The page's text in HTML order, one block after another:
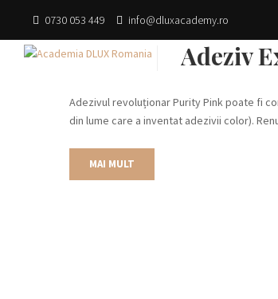
0730 053 449 info@dluxacademy.ro
Adeziv
Adezivul revoluționar Purity Pink poate fi
din lume care a inventat adezivii color).
MAI MULT